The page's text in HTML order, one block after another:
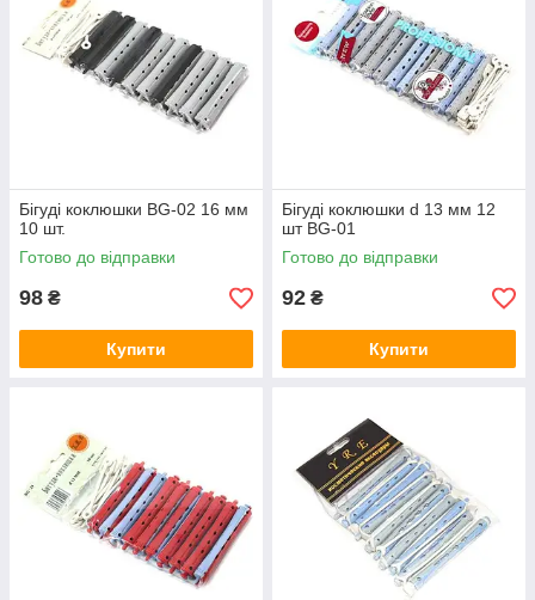
Бігуді коклюшки BG-02 16 мм
10 шт.
Готово до відправки
98 ₴
Купити
Бігуді коклюшки d 13 мм 12
шт BG-01
Готово до відправки
92 ₴
Купити